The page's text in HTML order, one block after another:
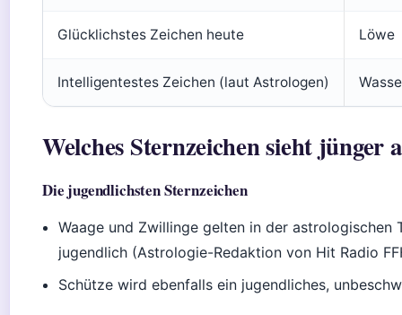
Glücklichstes Zeichen heute Löwe
Intelligentestes Zeichen (laut Astrologen)
Welches Sternzeichen sieht jünger
Die jugendlichsten Sternzeichen
Waage und Zwillinge gelten in der astrologischen
jugendlich (Astrologie-Redaktion von Hit Radio
Schütze wird ebenfalls ein jugendliches,